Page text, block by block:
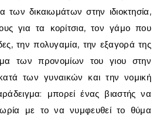
των δικαιωμάτων στην ιδιοκτησία,
για τα κορίτσια, τον γάμο που
την πολυγαμία, την εξαγορά της
των προνομίων του γιου στην
των γυναικών και την νομική
μπορεί ένας βιαστής να
με το να νυμφευθεί το θύμα